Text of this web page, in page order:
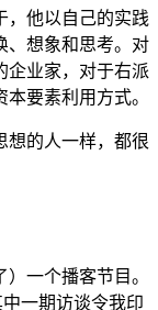
，他以自己的实践
、想象和思考。对
企业家，对于右派
要素利用方式。
想的人一样，都很
一个播客节目。
一期访谈令我印